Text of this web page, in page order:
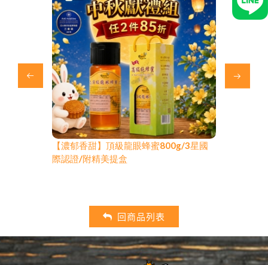
【濃郁香甜】頂級龍眼蜂蜜800g/3星國
際認證/附精美提盒
回商品列表